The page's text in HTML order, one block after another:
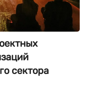
сектора